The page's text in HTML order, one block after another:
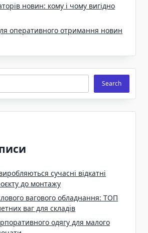
новин: кому і чому вигідно
оперативного отримання новин
Search
сучасні відкатні
до монтажу
вагового обладнання: ТОП
ваг для складів
одягу для малого